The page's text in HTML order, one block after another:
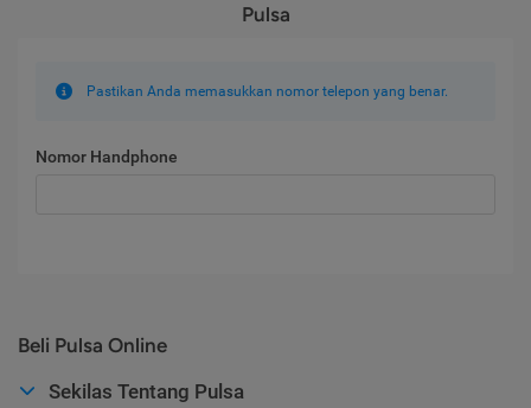
Pulsa
Pastikan Anda memasukkan nomor telepon yang benar.
Nomor Handphone
Beli Pulsa Online
Sekilas Tentang Pulsa